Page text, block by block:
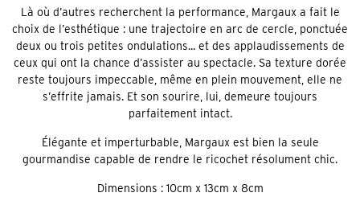
Là où d’autres recherchent la performance, Margaux a fait le
choix de l’esthétique : une trajectoire en arc de cercle, ponctuée
deux ou trois petites ondulations... et des applaudissements de
ceux qui ont la chance d’assister au spectacle. Sa texture dorée
reste toujours impeccable, même en plein mouvement, elle ne
s’effrite jamais. Et son sourire, lui, demeure toujours
parfaitement intact.
Élégante et imperturbable, Margaux est bien la seule
gourmandise capable de rendre le ricochet résolument chic.
Dimensions : 10cm x 13cm x 8cm